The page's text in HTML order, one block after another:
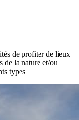
de profiter de lieux
de la nature et/ou
types